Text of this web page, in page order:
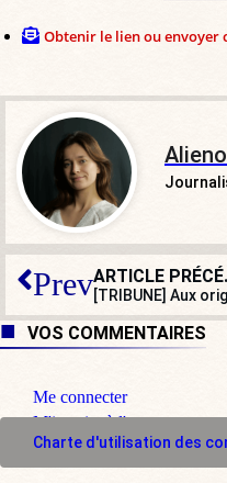
Obtenir le lien ou envoyer
Prev
VOS COMMENTAIRES
Me connecter
M'inscrire à l'espace
Charte d'utilisation des